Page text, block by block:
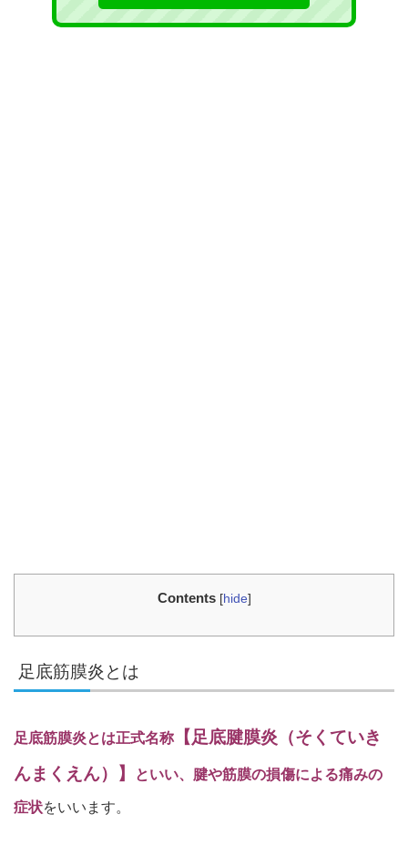
Contents [hide]
足底筋膜炎とは
足底筋膜炎とは正式名称
【足底腱膜炎（そくていき
んまくえん）】
といい、腱や筋膜の損傷による痛みの
症状をいいます。